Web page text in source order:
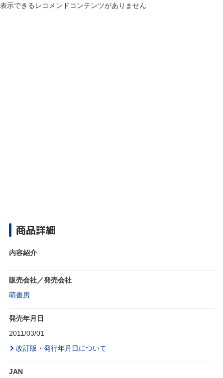
表示できるレコメンドコンテンツがありません
商品詳細
内容紹介
販売会社／発売会社
萌書房
発売年月日
2011/03/01
改訂版・発行年月日について
JAN